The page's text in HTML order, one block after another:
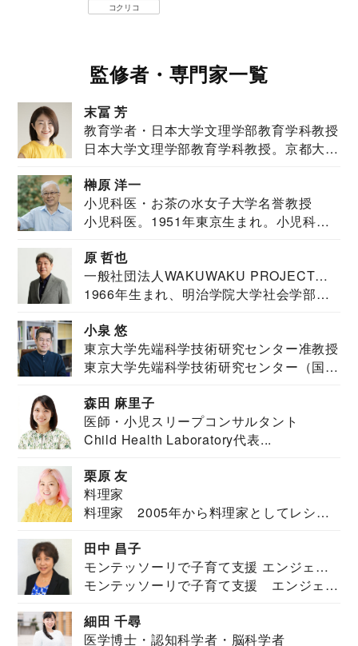
コクリコ
監修者・専門家一覧
末冨 芳
教育学者・日本大学文理学部教育学科教授
日本大学文理学部教育学科教授。京都大学
榊原 洋一
小児科医・お茶の水女子大学名誉教授
小児科医。1951年東京生まれ。小児科
原 哲也
一般社団法人WAKUWAKU PROJECT
JAPAN代表・言語聴覚士・社会福祉士
1966年生まれ、明治学院大学社会学部福
小泉 悠
東京大学先端科学技術研究センター准教授
東京大学先端科学技術研究センター（国際
森田 麻里子
医師・小児スリープコンサルタント
Child Health Laboratory代表...
栗原 友
料理家
料理家 2005年から料理家としてレシピ
田中 昌子
モンテッソーリで子育て支援 エンジェル
ズハウス研究所所長
モンテッソーリで子育て支援 エンジェル
細田 千尋
医学博士・認知科学者・脳科学者